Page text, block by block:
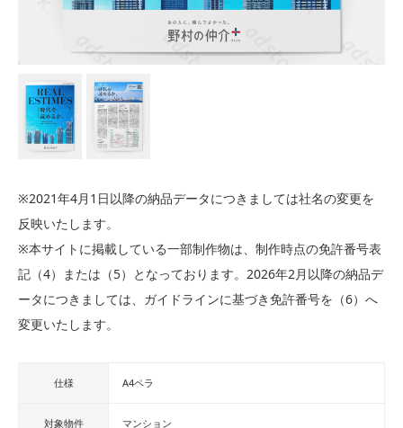
※2021年4月1日以降の納品データにつきましては社名の変更を
反映いたします。
※本サイトに掲載している一部制作物は、制作時点の免許番号表
記（4）または（5）となっております。2026年2月以降の納品デ
ータにつきましては、ガイドラインに基づき免許番号を（6）へ
変更いたします。
仕様 A4ペラ
対象物件 マンション